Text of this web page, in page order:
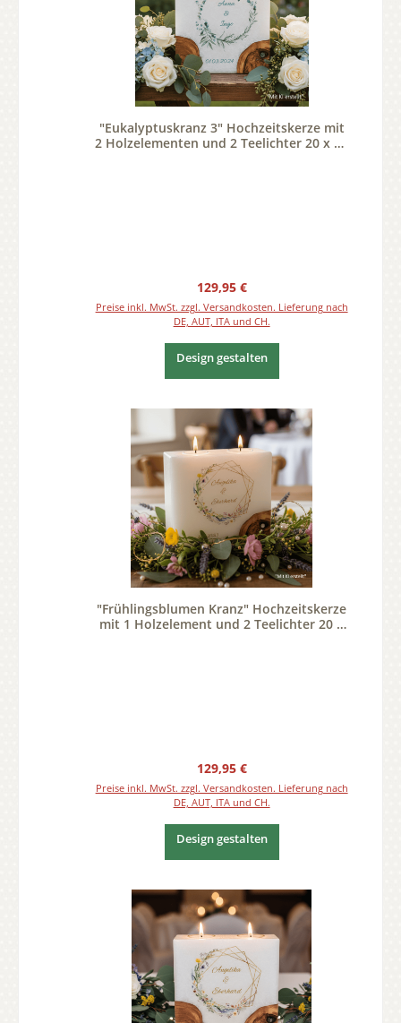
"Eukalyptuskranz 3" Hochzeitskerze mit
2 Holzelementen und 2 Teelichter 20 x 20
Regulärer Preis:
129,95 €
Preise inkl. MwSt. zzgl. Versandkosten. Lieferung nach
DE, AUT, ITA und CH.
Design gestalten
"Frühlingsblumen Kranz" Hochzeitskerze
mit 1 Holzelement und 2 Teelichter 20 x
Regulärer Preis:
129,95 €
Preise inkl. MwSt. zzgl. Versandkosten. Lieferung nach
DE, AUT, ITA und CH.
Design gestalten